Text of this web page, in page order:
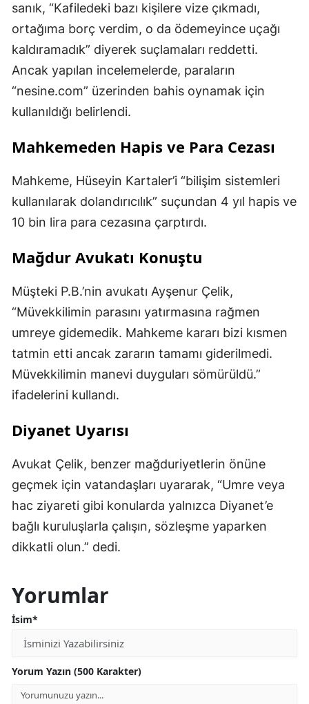
sanık, “Kafiledeki bazı kişilere vize çıkmadı,
ortağıma borç verdim, o da ödemeyince uçağı
kaldıramadık” diyerek suçlamaları reddetti.
Ancak yapılan incelemelerde, paraların
“nesine.com” üzerinden bahis oynamak için
kullanıldığı belirlendi.
Mahkemeden Hapis ve Para Cezası
Mahkeme, Hüseyin Kartaler’i “bilişim sistemleri
kullanılarak dolandırıcılık” suçundan 4 yıl hapis ve
10 bin lira para cezasına çarptırdı.
Mağdur Avukatı Konuştu
Müşteki P.B.’nin avukatı Ayşenur Çelik,
“Müvekkilimin parasını yatırmasına rağmen
umreye gidemedik. Mahkeme kararı bizi kısmen
tatmin etti ancak zararın tamamı giderilmedi.
Müvekkilimin manevi duyguları sömürüldü.”
ifadelerini kullandı.
Diyanet Uyarısı
Avukat Çelik, benzer mağduriyetlerin önüne
geçmek için vatandaşları uyararak, “Umre veya
hac ziyareti gibi konularda yalnızca Diyanet’e
bağlı kuruluşlarla çalışın, sözleşme yaparken
dikkatli olun.” dedi.
Yorumlar
İsim*
Yorum Yazın (500 Karakter)